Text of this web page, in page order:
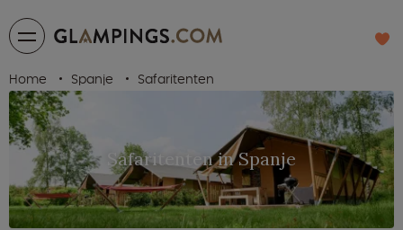
Home Spanje Safaritenten
Safaritenten in Spanje